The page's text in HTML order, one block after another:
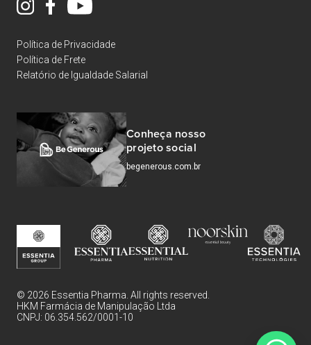
Política de Privacidade
Política de Frete
Relatório de Igualdade Salarial
Conheça nosso
projeto social
begenerous.com.br
© 2026 Essentia Pharma. All rights reserved.
HKM Farmácia de Manipulação Ltda
CNPJ: 06.354.562/0001-10